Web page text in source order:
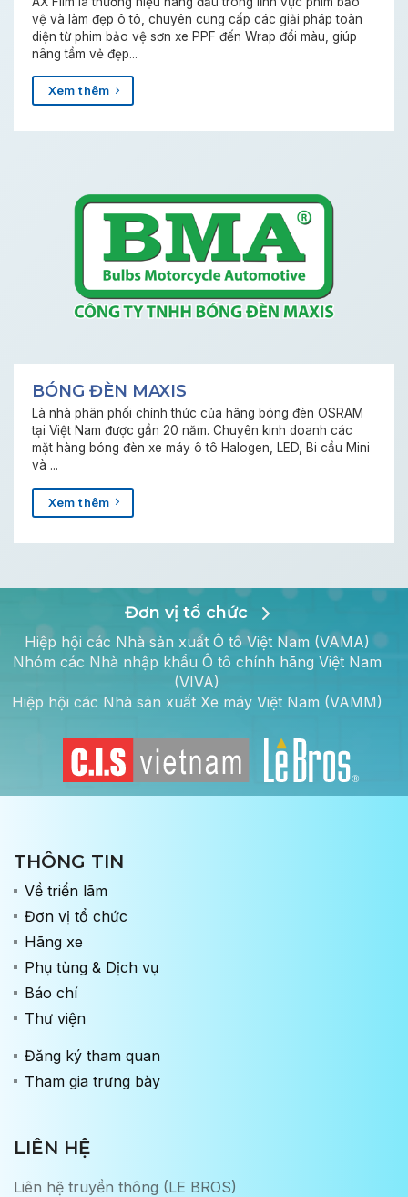
vệ và làm đẹp ô tô, chuyên cung cấp các giải pháp toàn
diện từ phim bảo vệ sơn xe PPF đến Wrap đổi màu, giúp
nâng tầm vẻ đẹp...
Xem thêm
BÓNG ĐÈN MAXIS
Là nhà phân phối chính thức của hãng bóng đèn OSRAM
tại Việt Nam được gần 20 năm. Chuyên kinh doanh các
mặt hàng bóng đèn xe máy ô tô Halogen, LED, Bi cầu Mini
và ...
Xem thêm
Đơn vị tổ chức
Hiệp hội các Nhà sản xuất Ô tô Việt Nam (VAMA)
Nhóm các Nhà nhập khẩu Ô tô chính hãng Việt Nam
(VIVA)
Hiệp hội các Nhà sản xuất Xe máy Việt Nam (VAMM)
THÔNG TIN
Về triển lãm
Đơn vị tổ chức
Hãng xe
Phụ tùng & Dịch vụ
Báo chí
Thư viện
Đăng ký tham quan
Tham gia trưng bày
LIÊN HỆ
Liên hệ truyền thông (LE BROS)